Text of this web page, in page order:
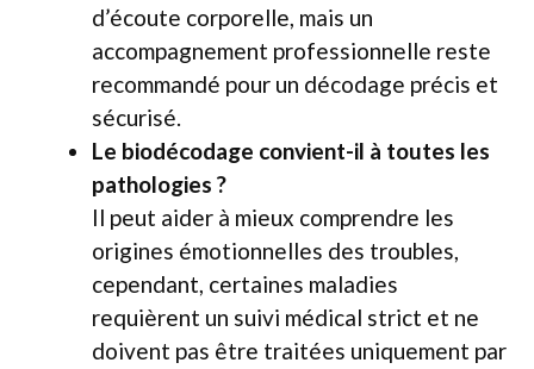
d’écoute corporelle, mais un
accompagnement professionnelle reste
recommandé pour un décodage précis et
sécurisé.
Le biodécodage convient-il à toutes les
pathologies ?
Il peut aider à mieux comprendre les
origines émotionnelles des troubles,
cependant, certaines maladies
requièrent un suivi médical strict et ne
doivent pas être traitées uniquement par